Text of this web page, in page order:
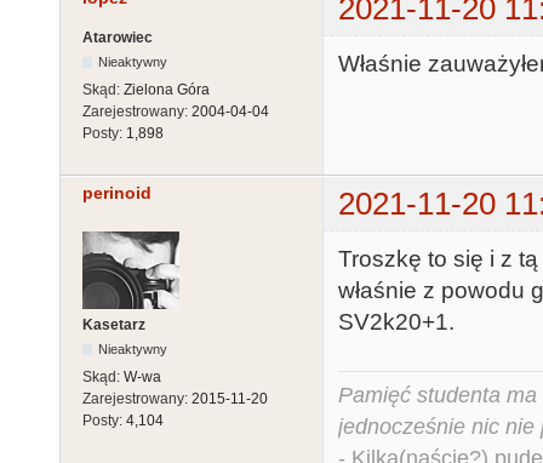
2021-11-20
Atarowiec
Nieaktywny
Skąd: Zielona Góra
Zarejestrowany: 2004-04-04
Posty: 1,898
Właśnie
perinoid 2021-11-20
Kasetarz
Nieaktywny
Skąd: W-wa
Zarejestrowany: 2015-11-20
Posty: 4,104
Troszkę to się i z
właśnie z powodu
SV2k20+1.
Pamięć studenta
jednocześnie nic nie
- Kilka(naście?)